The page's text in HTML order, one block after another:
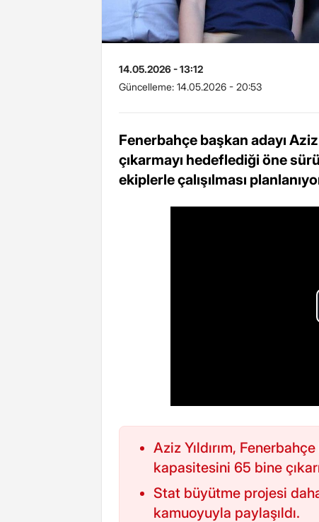
14.05.2026 - 13:12
Güncelleme: 14.05.2026 - 20:53
Fenerbahçe başkan adayı
çıkarmayı hedeflediği öne
ekiplerle çalışılması
Aziz Yıldırım,
kapasitesini 65 bine
Stat büyütme projesi
kamuoyuyla paylaşıldı.